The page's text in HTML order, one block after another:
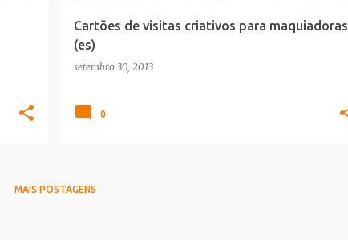
Cartões de visitas criativos para maquiadoras
(es)
setembro 30, 2013
0
MAIS POSTAGENS